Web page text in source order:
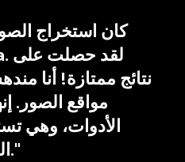
نتائج ممتازة! أنا
مواقع الصور.
الأدوات، وهي
Hovermap المعيارية."